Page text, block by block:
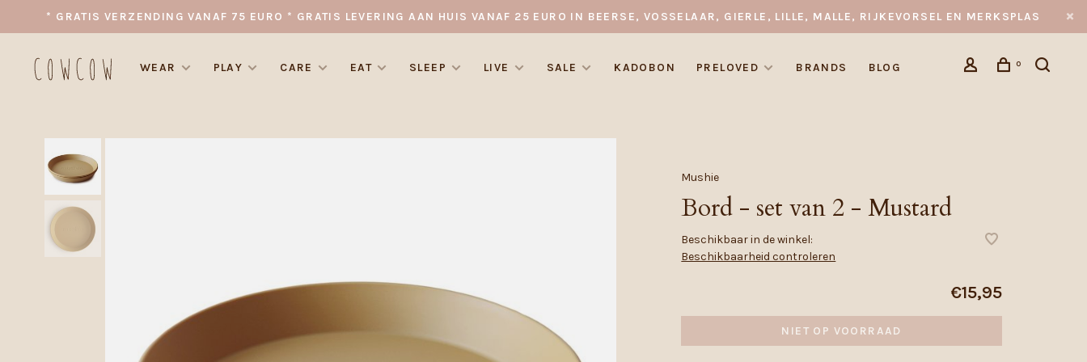
* GRATIS VERZENDING VANAF 75 EURO * GRATIS LEVERING AAN HUIS VANAF 25 EURO IN BEERSE, VOSSELAAR, GIERLE, LILLE, MALLE, RIJKEVORSEL EN MERKSPLAS
WEAR PLAY CARE EAT SLEEP LIVE SALE KADOBON PRELOVED BRANDS BLOG 0
Mushie
Bord - set van 2 - Mustard
Beschikbaar in de winkel:
Beschikbaarheid controleren
€15,95
NIET OP VOORRAAD